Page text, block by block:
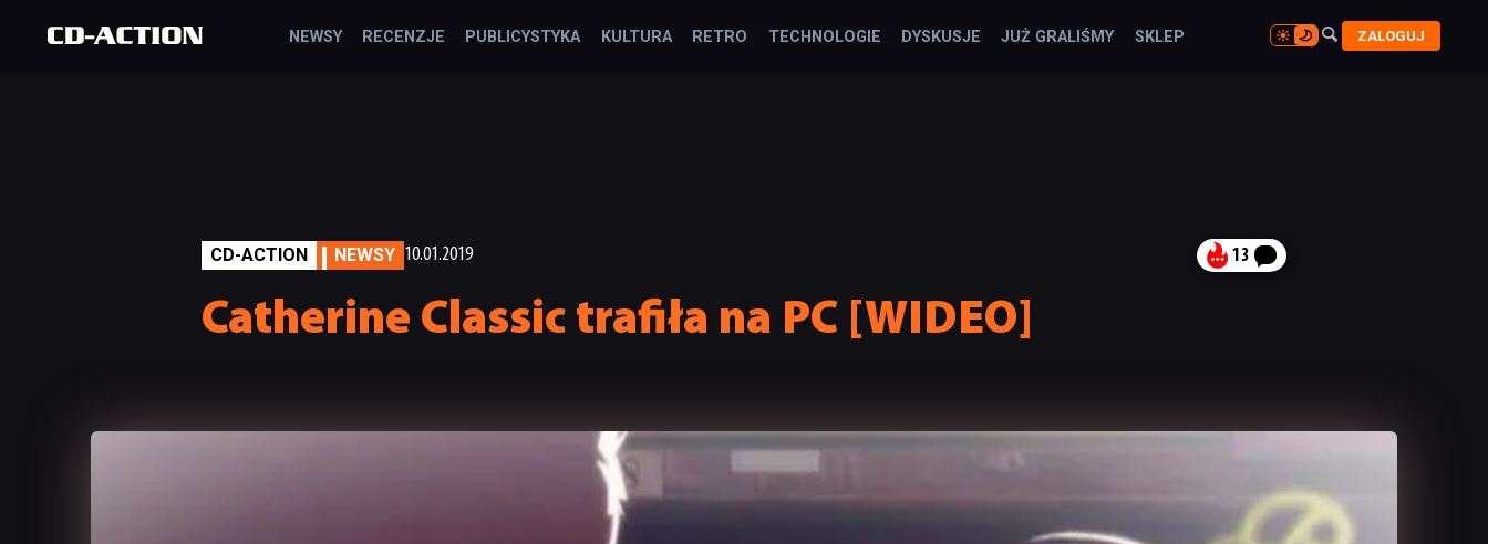
NEWSY RECENZJE PUBLICYSTYKA KULTURA RETRO TECHNOLOGIE DYSKUSJE JUŻ GRALIŚMY SKLEP 
 ZALOGUJ
CD-ACTION NEWSY 10.01.2019 13
Catherine Classic trafiła na PC [WIDEO]